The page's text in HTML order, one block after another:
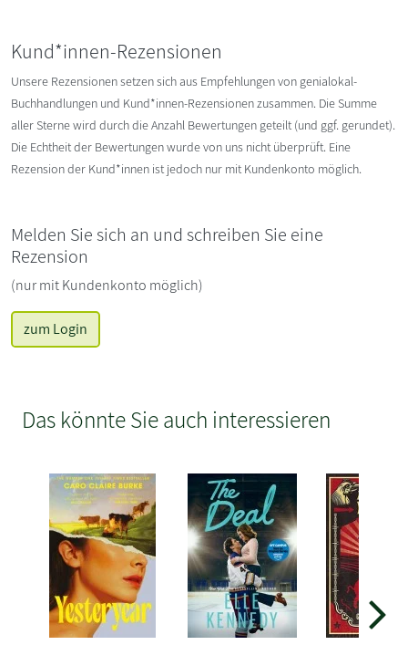
Kund*innen-Rezensionen
Unsere Rezensionen setzen sich aus Empfehlungen von genialokal-
Buchhandlungen und Kund*innen-Rezensionen zusammen. Die Summe
aller Sterne wird durch die Anzahl Bewertungen geteilt (und ggf. gerundet).
Die Echtheit der Bewertungen wurde von uns nicht überprüft. Eine
Rezension der Kund*innen ist jedoch nur mit Kundenkonto möglich.
Melden Sie sich an und schreiben Sie eine
Rezension
(nur mit Kundenkonto möglich)
zum Login
Das könnte Sie auch interessieren